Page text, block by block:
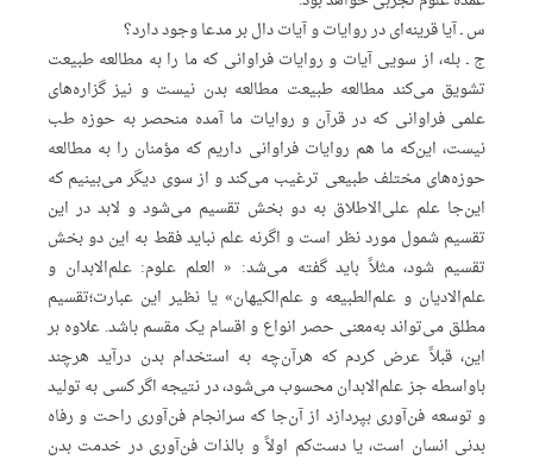
س ـ آیا قرینه‌ای در روایات و آیات دال بر مدعا وجود دارد؟
ج ـ بله، از سویی آیات و روایات فراوانی که ما را به مطالعه طبیعت
تشویق می‌کند مطالعه طبیعت مطالعه بدن نیست و نیز گزاره‌های
علمی فراوانی که در قرآن و روایات ما آمده منحصر به حوزه طب
نیست، این‌که ما هم روایات فراوانی داریم که مؤمنان را به مطالعه
حوزه‌های مختلف طبیعی ترغیب می‌کند و از سوی دیگر می‌بینیم که
این‌جا علم علی‌الاطلاق به دو بخش تقسیم می‌شود و لابد در این
تقسیم شمول مورد نظر است و اگرنه‌ علم نباید فقط به این دو بخش
تقسیم شود، مثلاً باید گفته می‌شد: « العلم علوم: علم‌الابدان و
علم‌الادیان و علم‌الطبیعه و علم‌الکیهان» یا نظیر این عبارت؛تقسیم
مطلق می‌تواند به‌معنی حصر انواع و اقسام یک مقسم باشد. علاوه بر
این، قبلاً عرض کردم که هرآن‌‌چه به استخدام بدن در‌آید هرچند
باواسطه جز علم‌الابدان محسوب می‌شود، در نتیجه اگر کسی به تولید
و توسعه فن‌آوری بپردازد از آن‌جا که سرانجام فن‌آوری راحت و رفاه
بدنی انسان است، یا دست‌کم اولاً و بالذات فن‌آوری در خدمت بدن